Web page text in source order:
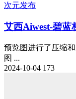
次元发布
艾西Aiwest-碧蓝
预览图进行了压缩
图 ...
2024-10-04 173